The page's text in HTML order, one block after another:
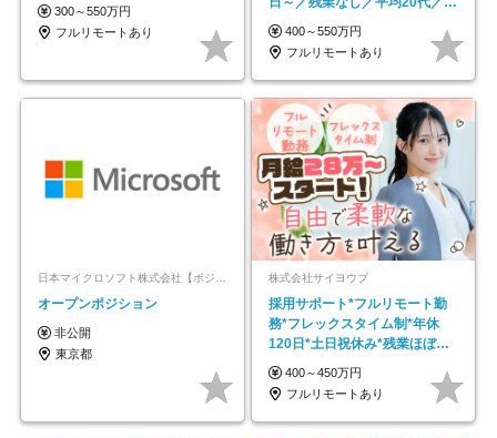
300～550万円
フルリモートあり
モートOK
400～550万円
フルリモートあり
日本マイクロソフト株式会社【ポジションマッチ登録】
オープンポジション
非公開
東京都
株式会社サイヨウブ
採用サポート*フルリモート勤
務*フレックスタイム制*年休
120日*土日祝休み*残業ほぼな
し*育児中社員8割以上
400～450万円
フルリモートあり